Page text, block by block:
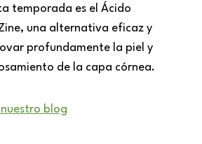
temporada es el Ácido
una alternativa eficaz y
profundamente la piel y
de la capa córnea.
blog